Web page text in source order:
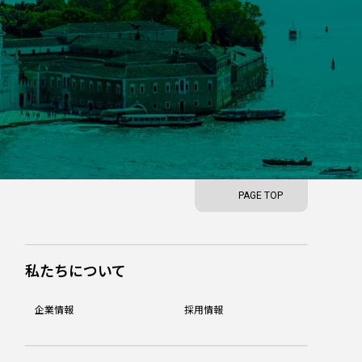
PAGE TOP
私たちについて
企業情報 採用情報